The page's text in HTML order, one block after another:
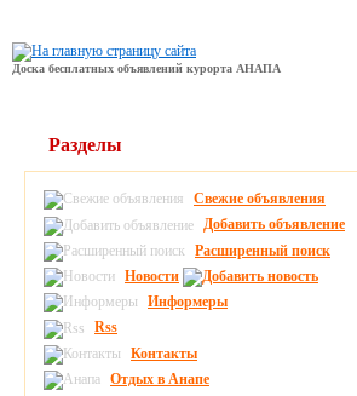
Доска бесплатных объявлений курорта АНАПА
Разделы
Свежие объявления
Добавить объявление
Расширенный поиск
Новости
Информеры
Rss
Контакты
Отдых в Анапе